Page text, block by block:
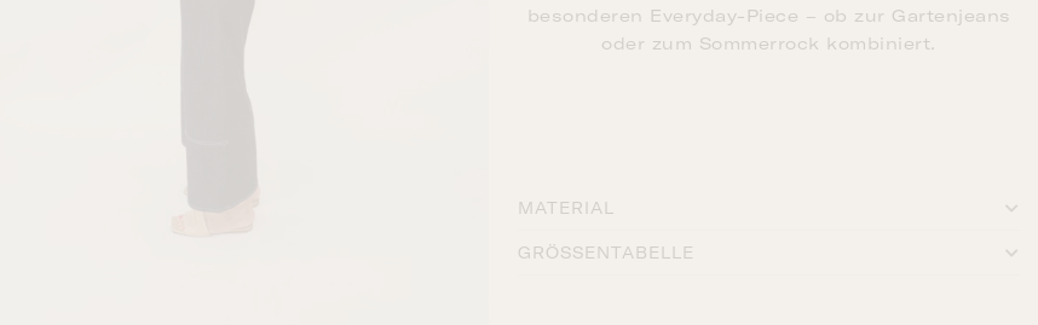
besonderen Everyday-Piece – ob zur Gartenjeans
oder zum Sommerrock kombiniert.
MATERIAL
GRÖSSENTABELLE